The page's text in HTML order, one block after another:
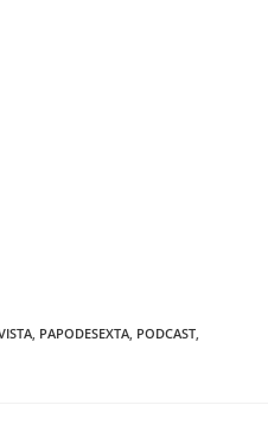
PAPODESEXTA PODCAST